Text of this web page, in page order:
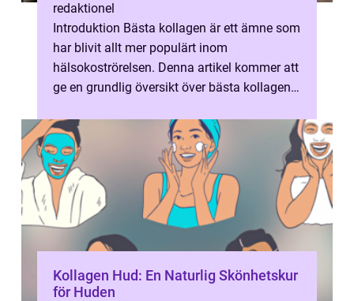
redaktionel
Introduktion Bästa kollagen är ett ämne som
har blivit allt mer populärt inom
hälsokoströrelsen. Denna artikel kommer att
ge en grundlig översikt över bästa kollagen
Kollagen Hud: En Naturlig Skönhetskur
för Huden